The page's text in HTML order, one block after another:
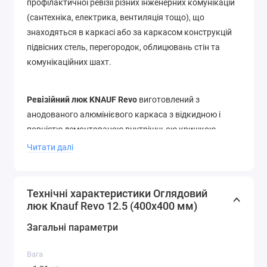
профілактичної ревізії різних інженерних комунікацій
(сантехніка, електрика, вентиляція тощо), що
знаходяться в каркасі або за каркасом конструкцій
підвісних стель, перегородок, облицювань стін та
комунікаційних шахт.
Ревізійний люк KNAUF Revo виготовлений з
анодованого алюмінієвого каркаса з відкидною і
повністю демонтованою внутрішньою кришкою,
алмазною пластиною і запобіжною клямкою, що
утримує спеціальним замком з нержавіючої сталі та
двома сталевими шарнірами.
Спроектовано для всіх поширених стельових систем з
елементів або секцій стін, ревізійний люк Кнауф може
Читати далі
Технічні характеристики Оглядовий
люк Knauf Revo 12.5 (400x400 мм)
Загальні параметри
Вага